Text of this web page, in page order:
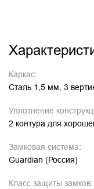
Каркас:
Сталь 1,5 мм, 3
Уплотнение
2 контура для
Замковая система:
Guardian (Россия)
Класс защиты замков: